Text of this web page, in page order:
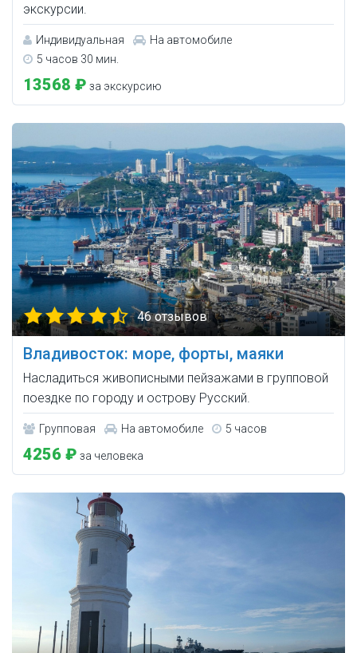
экскурсии.
Индивидуальная
На автомобиле
5 часов 30 мин.
13568 ₽ за экскурсию
46 отзывов
Владивосток: море, форты, маяки
Насладиться живописными пейзажами в групповой
поездке по городу и острову Русский.
Групповая На автомобиле 5 часов
4256 ₽ за человека